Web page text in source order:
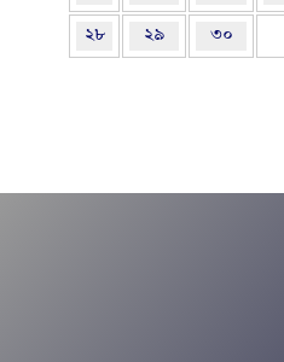
২৮ ২৯ ৩০